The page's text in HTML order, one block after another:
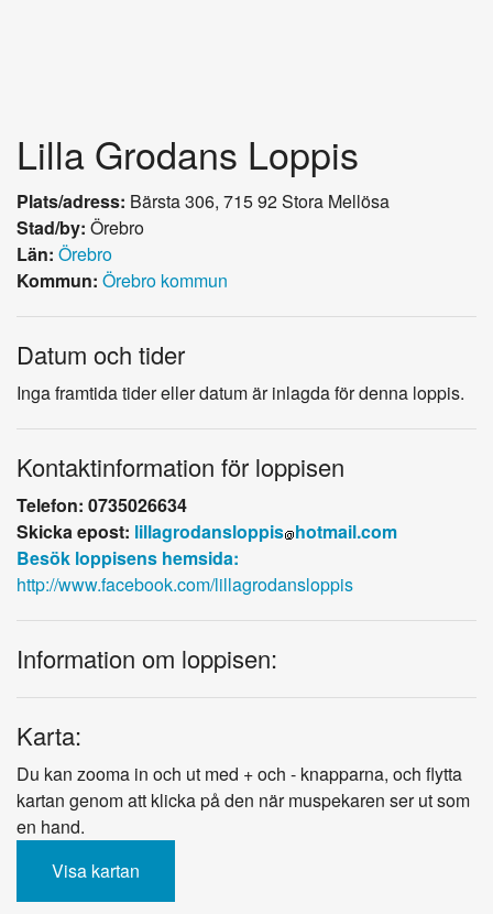
Lilla Grodans Loppis
Plats/adress: Bärsta 306, 715 92 Stora Mellösa
Stad/by: Örebro
Län: Örebro
Kommun: Örebro kommun
Datum och tider
Inga framtida tider eller datum är inlagda för denna loppis.
Kontaktinformation för loppisen
Telefon: 0735026634
Skicka epost: lillagrodansloppis hotmail.com
Besök loppisens hemsida:
http://www.facebook.com/lillagrodansloppis
Information om loppisen:
Karta:
Du kan zooma in och ut med + och - knapparna, och flytta
kartan genom att klicka på den när muspekaren ser ut som
en hand.
Visa kartan